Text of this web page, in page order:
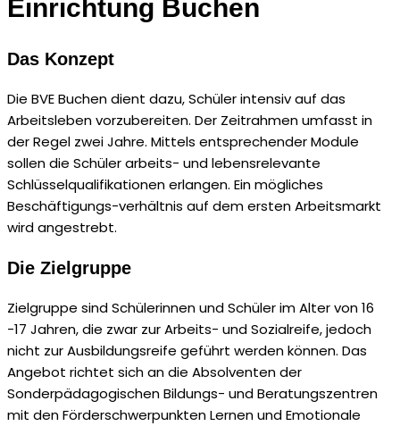
Einrichtung Buchen
Das Konzept
Die BVE Buchen dient dazu, Schüler intensiv auf das
Arbeitsleben vorzubereiten. Der Zeitrahmen umfasst in
der Regel zwei Jahre. Mittels entsprechender Module
sollen die Schüler arbeits- und lebensrelevante
Schlüsselqualifikationen erlangen. Ein mögliches
Beschäftigungs-verhältnis auf dem ersten Arbeitsmarkt
wird angestrebt.
Die Zielgruppe
Zielgruppe sind Schülerinnen und Schüler im Alter von 16
-17 Jahren, die zwar zur Arbeits- und Sozialreife, jedoch
nicht zur Ausbildungsreife geführt werden können. Das
Angebot richtet sich an die Absolventen der
Sonderpädagogischen Bildungs- und Beratungszentren
mit den Förderschwerpunkten Lernen und Emotionale